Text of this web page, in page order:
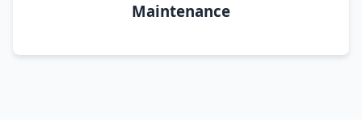
Maintenance